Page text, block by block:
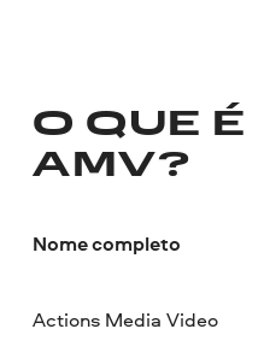
O QUE É
AMV?
Nome completo
Actions Media Video